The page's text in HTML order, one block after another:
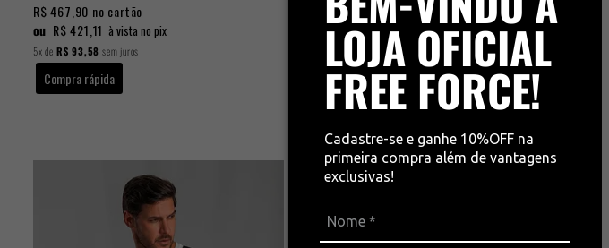
LOJA OFICIAL
FREE FORCE!
Cadastre-se e ganhe 10%OFF na
primeira compra além de vantagens
exclusivas!
R$ 467,90 no cartão
ou R$ 421,11 à vista no pix
5xde R$ 93,58 sem juros
Compra rápida
R$ 467,90no cartão
ouR$ 421,11 à vista no pix
R$ 93,58sem juros
Compra rápida